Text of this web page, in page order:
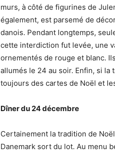
murs, à côté de figurines de
également, est parsemé de
danois. Pendant longtemps,
cette interdiction fut levée, une
ornementés de rouge et blanc.
allumés le 24 au soir. Enfin, si la
toujours des cartes de Noël et
Dîner du 24 décembre
Certainement la tradition de
Danemark sort du lot. Au menu